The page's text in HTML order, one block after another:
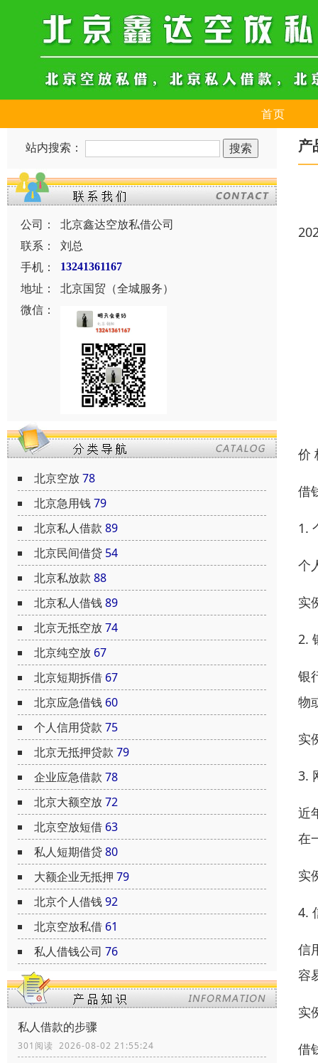
首页
站内搜索：
公司：
北京鑫达空放私借公司
联系：
刘总
手机：
13241361167
地址：
北京国贸（全城服务）
微信：
北京空放78
北京急用钱79
北京私人借款 89
北京民间借贷 54
北京私放款 88
北京私人借钱89
北京无抵空放74
北京纯空放 67
北京短期拆借 67
北京应急借钱 60
个人信用贷款 75
北京无抵押贷款 79
企业应急借款 78
北京大额空放72
北京空放短借 63
私人短期借贷80
大额企业无抵押 79
北京个人借钱92
北京空放私借 61
私人借钱公司 76
私人借款的步骤
301阅读 2026-08-02 21:55:24
产
价
借
1.
个
实
2.
银
物
实
3.
近
在
实
4.
信
容
实
借